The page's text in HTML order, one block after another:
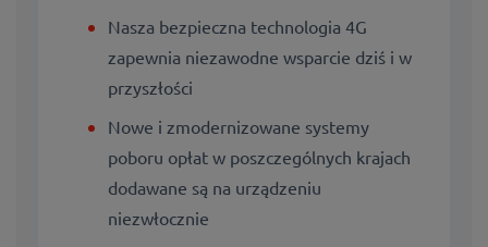
Nasza bezpieczna technologia 4G
zapewnia niezawodne wsparcie dziś i w
przyszłości
Nowe i zmodernizowane systemy
poboru opłat w poszczególnych krajach
dodawane są na urządzeniu
niezwłocznie